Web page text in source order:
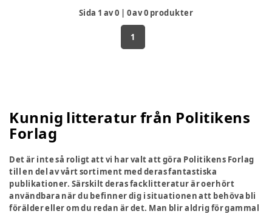
Sida 1 av0 | 0av0 produkter
1
Kunnig litteratur från Politikens
Forlag
Det är inte så roligt att vi har valt att göra Politikens Forlag
till en del av vårt sortiment med deras fantastiska
publikationer. Särskilt deras facklitteratur är oerhört
användbara när du befinner dig i situationen att behöva bli
förälder eller om du redan är det. Man blir aldrig för gammal